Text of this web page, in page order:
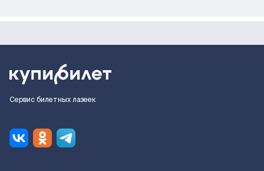
Сервис билетных лазеек